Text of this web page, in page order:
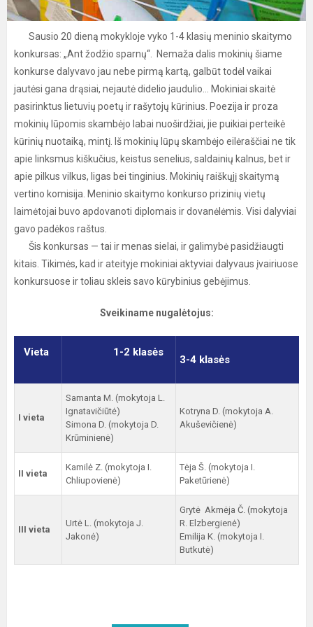
Sausio 20 dieną mokykloje vyko 1-4 klasių meninio skaitymo
konkursas: „Ant žodžio sparnų“. Nemaža dalis mokinių šiame
konkurse dalyvavo jau nebe pirmą kartą, galbūt todėl vaikai
jautėsi gana drąsiai, nejautė didelio jaudulio... Mokiniai skaitė
pasirinktus lietuvių poetų ir rašytojų kūrinius. Poezija ir proza
mokinių lūpomis skambėjo labai nuoširdžiai, jie puikiai perteikė
kūrinių nuotaiką, mintį. Iš mokinių lūpų skambėjo eilėraščiai ne tik
apie linksmus kiškučius, keistus senelius, saldainių kalnus, bet ir
apie pilkus vilkus, ligas bei tinginius. Mokinių raiškųjį skaitymą
vertino komisija. Meninio skaitymo konkurso prizinių vietų
laimėtojai buvo apdovanoti diplomais ir dovanėlėmis. Visi dalyviai
gavo padėkos raštus.
Šis konkursas — tai ir menas sielai, ir galimybė pasidžiaugti
kitais. Tikimės, kad ir ateityje mokiniai aktyviai dalyvaus įvairiuose
konkursuose ir toliau skleis savo kūrybinius gebėjimus.
Sveikiname nugalėtojus:
Vieta 1-2 klasės
3-4 klasės
I vieta
Samanta M. (mokytoja L.
Ignatavičiūtė)
Simona D. (mokytoja D.
Krūminienė)
Kotryna D. (mokytoja A.
Akuševičienė)
II vieta
Kamilė Z. (mokytoja I.
Chliupovienė)
Tėja Š. (mokytoja I.
Paketūrienė)
III vieta
Urtė L. (mokytoja J.
Jakonė)
Grytė Akmėja Č. (mokytoja
R. Elzbergienė)
Emilija K. (mokytoja I.
Butkutė)